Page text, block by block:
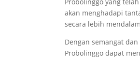
akan menghadapi
secara lebih
Dengan semangat
Probolinggo dapat